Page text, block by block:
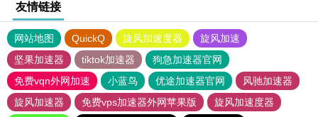
友情链接
网站地图 QuickQ 旋风加速度器
旋风加速
坚果加速器
tiktok加速器
狗急加速器官网
免费vqn外网加速
小蓝鸟 优途加速器官网
风驰加速器
旋风加速器
免费vps加速器外网苹果版
旋风加速度器